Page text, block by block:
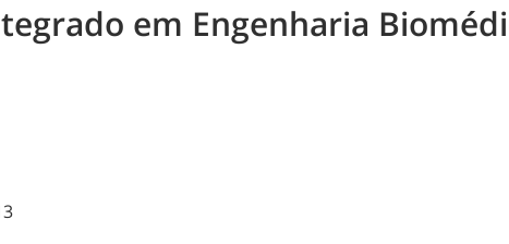
em Engenharia